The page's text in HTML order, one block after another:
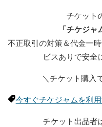
チケット
「チケジャ
不正取引の対策＆代金一
ビスありで安全
＼チケット購入
今すぐチケジャムを利
チケット出品者